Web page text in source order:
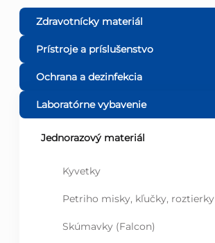
o
č
n
Zdravotnícky materiál
Prístroje a príslušenstvo
Ochrana a dezinfekcia
Laboratórne vybavenie
Jednorazový materiál
Kyvetky
Petriho misky, kľučky, roztierky
Skúmavky (Falcon)